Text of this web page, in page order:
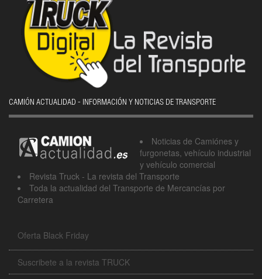
CAMIÓN ACTUALIDAD - INFORMACIÓN Y NOTICIAS DE TRANSPORTE
Noticias de Camiónes y
furgonetas, vehículo industrial
y vehículo comercial
Revista Truck - La revista del Transporte
Toda la actualidad del Transporte de Mercancías por
Carretera
Oferta Black Friday
Suscribete a la revista TRUCK